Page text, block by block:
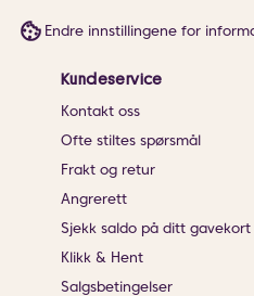
Endre innstillingene for
Kundeservice
Kontakt oss
Ofte stiltes spørsmål
Frakt og retur
Angrerett
Sjekk saldo på ditt gavekort
Klikk & Hent
Salgsbetingelser